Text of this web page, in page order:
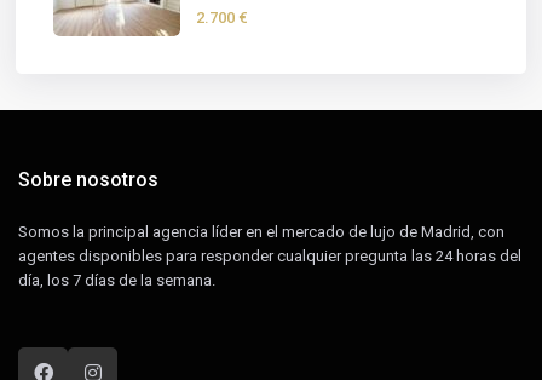
2.700 €
Sobre nosotros
Somos la principal agencia líder en el mercado de lujo de Madrid, con
agentes disponibles para responder cualquier pregunta las 24 horas del
día, los 7 días de la semana.